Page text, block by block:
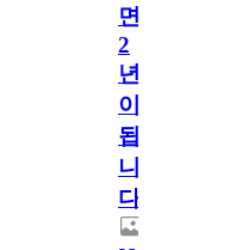
면
2
년
이
됩
니
다.